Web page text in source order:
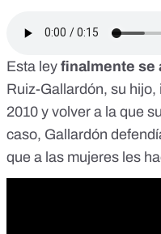
Esta ley finalmente se
Ruiz-Gallardón, su
2010 y volver a la que
caso, Gallardón
que a las mujeres les